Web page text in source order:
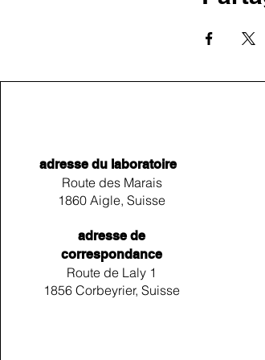
adresse du laboratoire
Route des Marais
1860 Aigle, Suisse
adresse de
correspondance
Route de Laly 1
1856 Corbeyrier, Suisse